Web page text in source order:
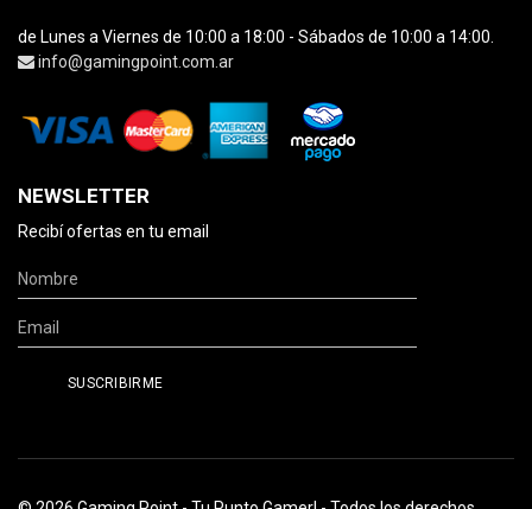
de Lunes a Viernes de 10:00 a 18:00 - Sábados de 10:00 a 14:00.
info@gamingpoint.com.ar
NEWSLETTER
Recibí ofertas en tu email